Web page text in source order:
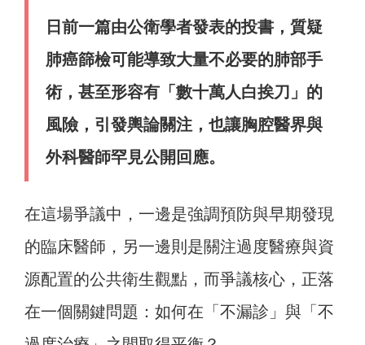
日前一篇由公衛學者發表的投書，質疑
肺癌篩檢可能導致大量不必要的肺部手
術，甚至形容有「數十萬人白挨刀」的
風險，引發輿論關注，也讓胸腔醫界與
外科醫師罕見公開回應。
在這場爭議中，一邊是強調預防與早期發現
的臨床醫師，另一邊則是關注過度醫療與資
源配置的公共衛生觀點，而爭議核心，正落
在一個關鍵問題：如何在「不漏診」與「不